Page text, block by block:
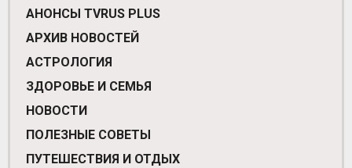
АНОНСЫ TVRUS PLUS
АРХИВ НОВОСТЕЙ
АСТРОЛОГИЯ
ЗДОРОВЬЕ И СЕМЬЯ
НОВОСТИ
ПОЛЕЗНЫЕ СОВЕТЫ
ПУТЕШЕСТВИЯ И ОТДЫХ